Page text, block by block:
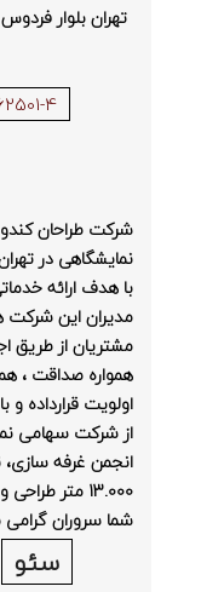
تهران بلوار
4
شرکت طراحان
نمایشگاهی در
با هدف ارائه
مدیران این شرکت
مشتریان از طریق
همواره صداقت ،
اولویت قرارداده و
از شرکت سهامی
انجمن غرفه
13.000 متر
شما سروران
سئو